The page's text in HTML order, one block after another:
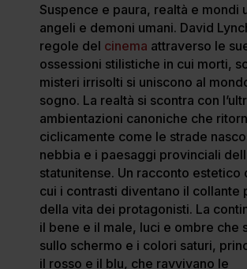
Suspence e paura, realtà e mondi
angeli e demoni umani. David
regole del cinema attraverso le
ossessioni stilistiche in cui morti,
misteri irrisolti si uniscono al
sogno. La realtà si scontra con
ambientazioni canoniche che
ciclicamente come le strade
nebbia e i paesaggi provinciali
statunitense. Un racconto estetico
cui i contrasti diventano il collante
della vita dei protagonisti. La
il bene e il male, luci e ombre che
sullo schermo e i colori saturi,
il rosso e il blu, che ravvivano le